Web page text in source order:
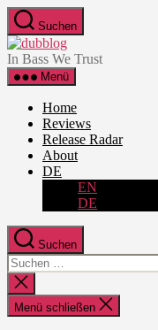
Zum
Inhalt
springen
Suchen
dubblog
In Bass We Trust
Menü
Home
Reviews
Release Radar
About
DE
EN
DE
Suchen
Suche
nach:
Suche
schließen
Menü schließen